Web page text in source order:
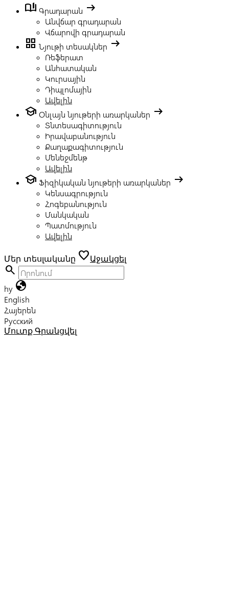
book_ribbon Գրադարան arrow_right_alt
Անվճար գրադարան
Վճարովի գրադարան
grid_view Նյութի տեսակներ arrow_right_alt
Ռեֆերատ
Անհատական
Կուրսային
Դիպլոմային
Ավելին
school Օնլայն նյութերի առարկաներ arrow_right_alt
Տնտեսագիտություն
Իրավաբանություն
Քաղաքագիտություն
Մենեջմենթ
Ավելին
school Ֆիզիկական նյութերի առարկաներ arrow_right_alt
Կենսագրություն
Հոգեբանություն
Մանկական
Պատմություն
Ավելին
Մեր տեսլականը favoriteԱջակցել
search
hy globe
English
Հայերեն
Русский
Մուտք Գրանցվել